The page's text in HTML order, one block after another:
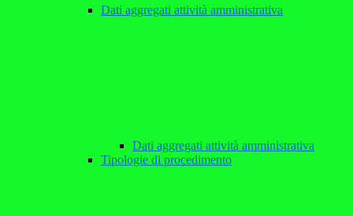
Dati aggregati attività amministrativa
Dati aggregati attività amministrativa
Tipologie di procedimento